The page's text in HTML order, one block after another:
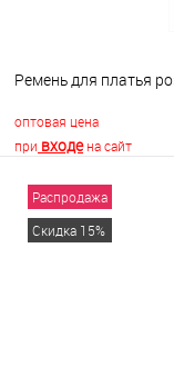
Ремень для платья
оптовая цена
при входена сайт
Распродажа
Скидка 15%